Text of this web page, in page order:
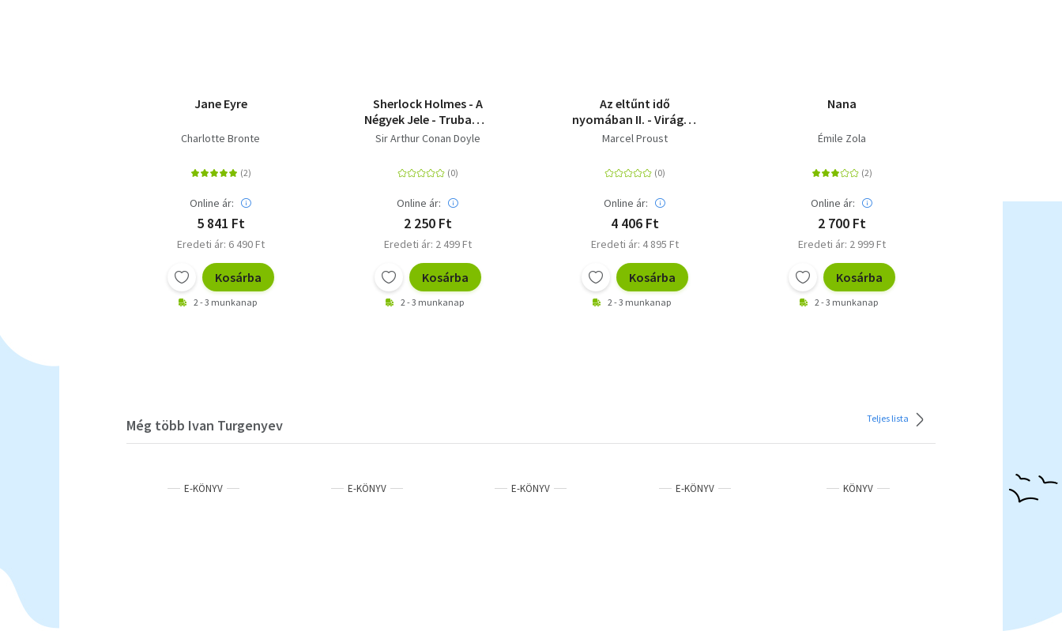
Jane Eyre
Charlotte Bronte
Online ár:
5 841 Ft
Eredeti ár: 6 490 Ft
Kosárba
2 - 3 munkanap
Sherlock Holmes - A
Négyek Jele - Trubadúr
Zsebkönyvek 42.
Sir Arthur Conan Doyle
Online ár:
2 250 Ft
Eredeti ár: 2 499 Ft
Kosárba
2 - 3 munkanap
Az eltűnt idő
nyomában II. - Virágzó
lányok árnyékában
Marcel Proust
Online ár:
4 406 Ft
Eredeti ár: 4 895 Ft
Kosárba
2 - 3 munkanap
Nana
Émile Zola
Online ár:
2 700 Ft
Eredeti ár: 2 999 Ft
Kosárba
2 - 3 munkanap
Még több Ivan Turgenyev Teljes lista
E-KÖNYV E-KÖNYV E-KÖNYV E-KÖNYV KÖNYV KÖNYV